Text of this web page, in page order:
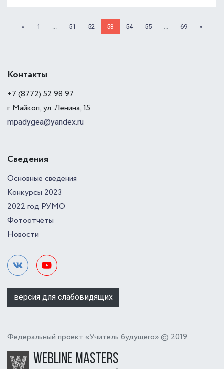
« 1 ... 51 52 53 54 55 ... 69 »
Контакты
+7 (8772) 52 98 97
г. Майкоп, ул. Ленина, 15
mpadygea@yandex.ru
Сведения
Основные сведения
Конкурсы 2023
2022 год РУМО
Фотоотчёты
Новости
версия для слабовидящих
Федеральный проект «Учитель будущего» © 2019
Webline Masters